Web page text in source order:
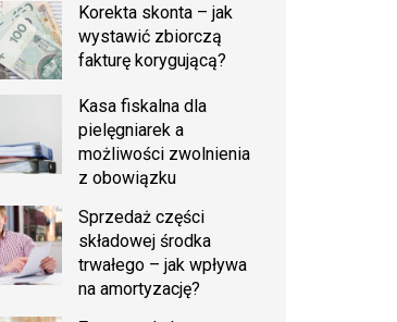
Korekta skonta – jak
wystawić zbiorczą
fakturę korygującą?
Kasa fiskalna dla
pielęgniarek a
możliwości zwolnienia
z obowiązku
Sprzedaż części
składowej środka
trwałego – jak wpływa
na amortyzację?